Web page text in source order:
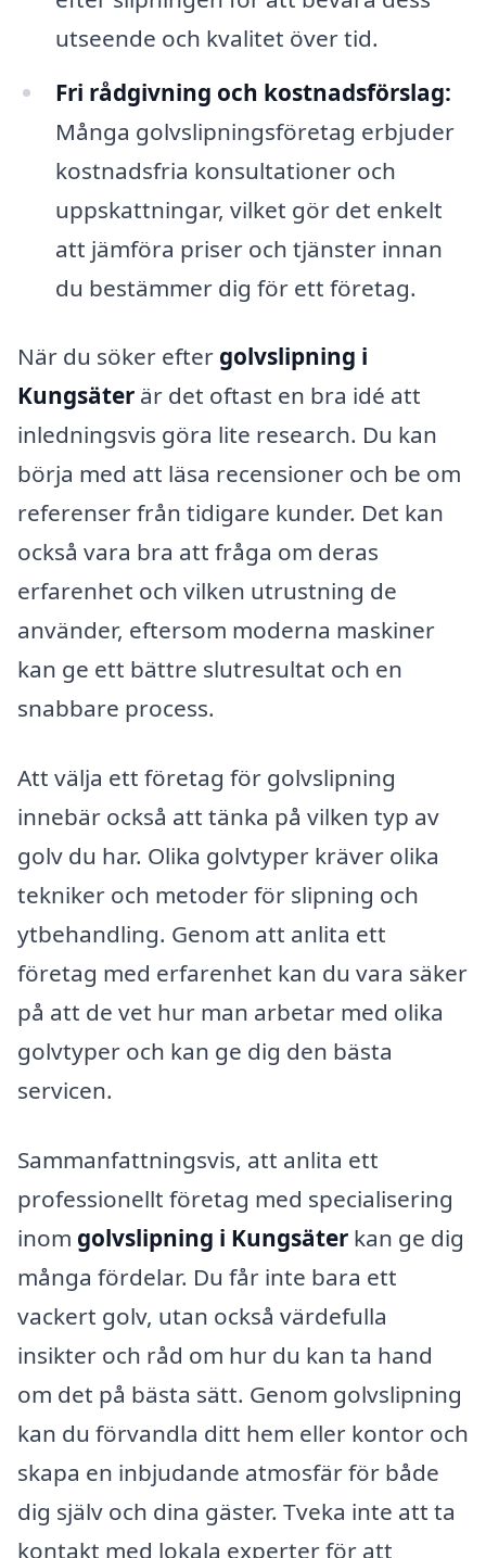
utseende och kvalitet över tid.
Fri rådgivning och kostnadsförslag:
Många golvslipningsföretag erbjuder
kostnadsfria konsultationer och
uppskattningar, vilket gör det enkelt
att jämföra priser och tjänster innan
du bestämmer dig för ett företag.
När du söker efter golvslipning i
Kungsäter är det oftast en bra idé att
inledningsvis göra lite research. Du kan
börja med att läsa recensioner och be om
referenser från tidigare kunder. Det kan
också vara bra att fråga om deras
erfarenhet och vilken utrustning de
använder, eftersom moderna maskiner
kan ge ett bättre slutresultat och en
snabbare process.
Att välja ett företag för golvslipning
innebär också att tänka på vilken typ av
golv du har. Olika golvtyper kräver olika
tekniker och metoder för slipning och
ytbehandling. Genom att anlita ett
företag med erfarenhet kan du vara säker
på att de vet hur man arbetar med olika
golvtyper och kan ge dig den bästa
servicen.
Sammanfattningsvis, att anlita ett
professionellt företag med specialisering
inom golvslipning i Kungsäter kan ge dig
många fördelar. Du får inte bara ett
vackert golv, utan också värdefulla
insikter och råd om hur du kan ta hand
om det på bästa sätt. Genom golvslipning
kan du förvandla ditt hem eller kontor och
skapa en inbjudande atmosfär för både
dig själv och dina gäster. Tveka inte att ta
kontakt med lokala experter för att